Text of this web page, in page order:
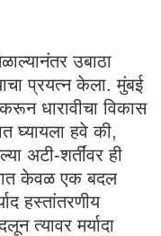
उबाठा
प्रयत्न केला. मुंबई
धारावीचा विकास
घ्यायला हवे की,
अटी-शर्तींवर ही
यात केवळ एक बदल
हस्तांतरणीय
त्यावर मर्यादा